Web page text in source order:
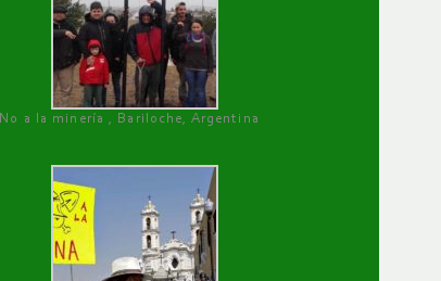
No a la minería , Bariloche, Argentina